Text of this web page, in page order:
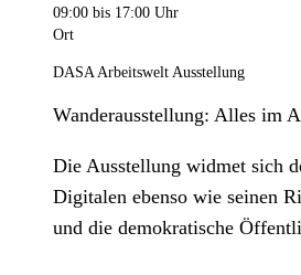
09:00 bis 17:00 Uhr
Ort
DASA Arbeitswelt Ausstellung
Wanderausstellung: Alles im
Die Ausstellung widmet sich
Digitalen ebenso wie seinen
und die demokratische